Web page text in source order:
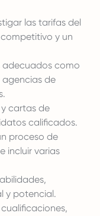
las tarifas del
y un
adecuados como
agencias de
y cartas de
calificados.
proceso de
incluir varias
y potencial.